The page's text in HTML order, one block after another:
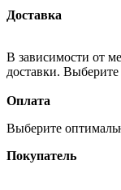
Доставка
В зависимости от
доставки.
Оплата
Выберите
Покупатель